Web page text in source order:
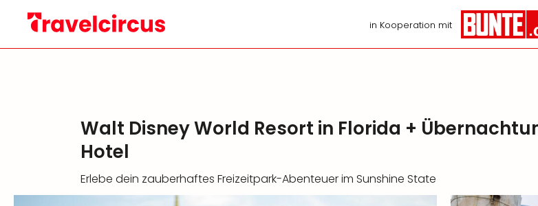
in Kooperation mit
Walt Disney World Resort in Florida +
Hotel
Erlebe dein zauberhaftes Freizeitpark-Abenteuer im Sunshine State